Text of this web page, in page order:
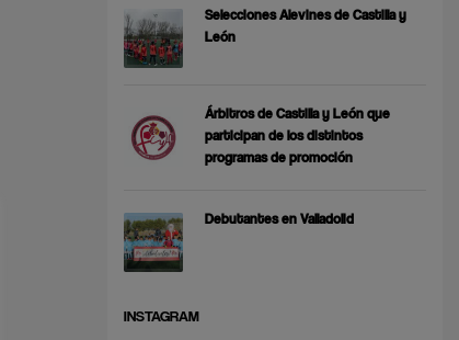
Selecciones Alevines de Castilla y
León
Árbitros de Castilla y León que
participan de los distintos
programas de promoción
Debutantes en Valladolid
INSTAGRAM